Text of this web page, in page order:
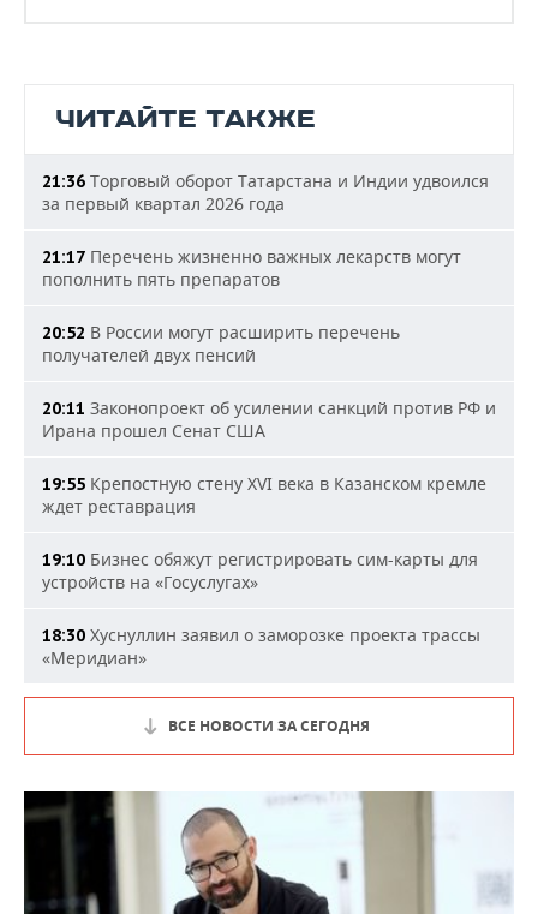
ЧИТАЙТЕ ТАКЖЕ
21:36 Торговый оборот Татарстана и Индии удвоился
за первый квартал 2026 года
21:17 Перечень жизненно важных лекарств могут
пополнить пять препаратов
20:52 В России могут расширить перечень
получателей двух пенсий
20:11 Законопроект об усилении санкций против РФ и
Ирана прошел Сенат США
19:55 Крепостную стену XVI века в Казанском кремле
ждет реставрация
19:10 Бизнес обяжут регистрировать сим-карты для
устройств на «Госуслугах»
18:30 Хуснуллин заявил о заморозке проекта трассы
«Меридиан»
ВСЕ НОВОСТИ ЗА СЕГОДНЯ